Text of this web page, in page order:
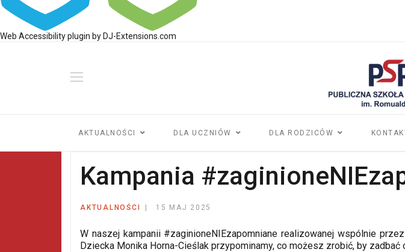
Web Accessibility plugin by DJ-Extensions.com
AKTUALNOŚCI DLA UCZNIÓW DLA RODZICÓW
Kampania
AKTUALNOŚCI 15 MAJ 2025
W naszej kampanii #zaginioneNIEzapomniane realizowanej wspólnie
Dziecka Monika Horna-Cieślak przypominamy, co możesz zrobić, by